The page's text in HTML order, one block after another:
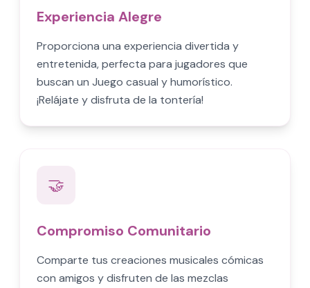
Experiencia Alegre
Proporciona una experiencia divertida y
entretenida, perfecta para jugadores que
buscan un Juego casual y humorístico.
¡Relájate y disfruta de la tontería!
🤝
Compromiso Comunitario
Comparte tus creaciones musicales cómicas
con amigos y disfruten de las mezclas